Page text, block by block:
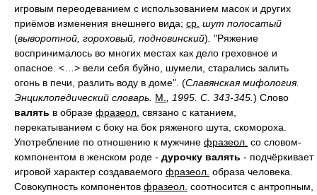
игровым переодеванием с использованием масок и других
приёмов изменения внешнего вида; ср. шут полосатый
(выворотной, гороховый, подновинский) "Ряжение
воспринималось во многих местах как дело греховное и
опасное. <…> вели себя буйно, шумели, старались залить
огонь в печи, разлить воду в доме". (Славянская мифология.
Энциклопедический словарь. М. , 1995. С. 343-345. ) Слово
валять в образе фразеол. связано с катанием,
перекатыванием с боку на бок ряженого шута, скомороха.
Употребление по отношению к мужчине фразеол. со словом-
компонентом в женском роде - дурочку валять - подчёркивает
игровой характер создаваемого фразеол. образа человека.
Совокупность компонентов фразеол. соотносится с антропным,